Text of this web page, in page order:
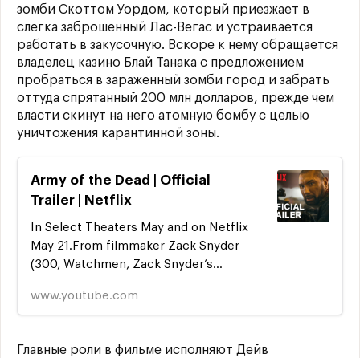
зомби Скоттом Уордом, который приезжает в
слегка заброшенный Лас-Вегас и устраивается
работать в закусочную. Вскоре к нему обращается
владелец казино Блай Танака с предложением
пробраться в зараженный зомби город и забрать
оттуда спрятанный 200 млн долларов, прежде чем
власти скинут на него атомную бомбу с целью
уничтожения карантинной зоны.
Army of the Dead | Official
Trailer | Netflix
In Select Theaters May and on Netflix
May 21.From filmmaker Zack Snyder
(300, Watchmen, Zack Snyder’s
takes place following...
www.youtube.com
Главные роли в фильме исполняют Дейв